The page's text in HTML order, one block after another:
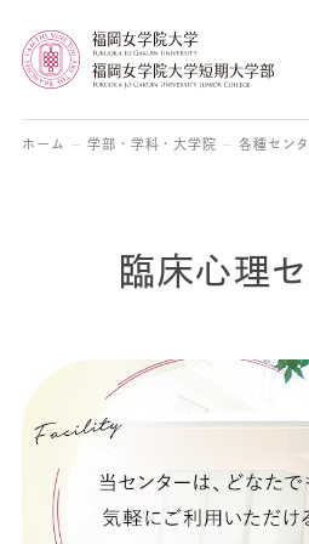
ホーム 学部・学科・大学院 各種セン
臨床心理